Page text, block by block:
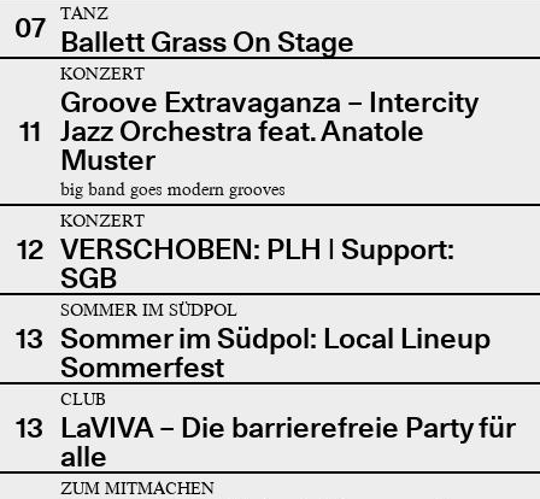
07
TANZ
Ballett Grass On Stage
11
KONZERT
Groove Extravaganza – Intercity
Jazz Orchestra feat. Anatole
Muster
big band goes modern grooves
12
KONZERT
VERSCHOBEN: PLH | Support:
SGB
13
SOMMER IM SÜDPOL
Sommer im Südpol: Local Lineup
Sommerfest
13
CLUB
LaVIVA – Die barrierefreie Party für
alle
ZUM MITMACHEN